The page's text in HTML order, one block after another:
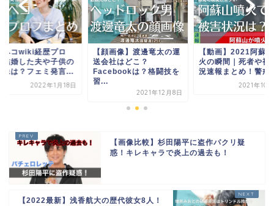
【顔画像】渡邊竜太の運
送会社はどこ？
Facebookは？格闘技を
【動画】2021阿蘇山噴
火の瞬間｜死者や被害状
況速報まとめ！警戒レ...
渡辺ペコwiki経
フ！結婚した夫
顔画像は？フェ
2022
【画像比較】杉田陽平に盗作パクリ疑
惑！キレキャラで炎上の過去も！
【2022最新】浅香航大の歴代彼女8人！